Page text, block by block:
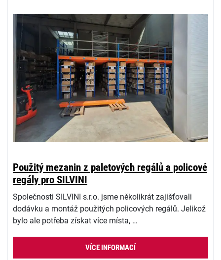
Použitý mezanin z paletových regálů a policové
regály pro SILVINI
Společnosti SILVINI s.r.o. jsme několikrát zajišťovali
dodávku a montáž použitých policových regálů. Jelikož
bylo ale potřeba získat více místa, …
VÍCE INFORMACÍ